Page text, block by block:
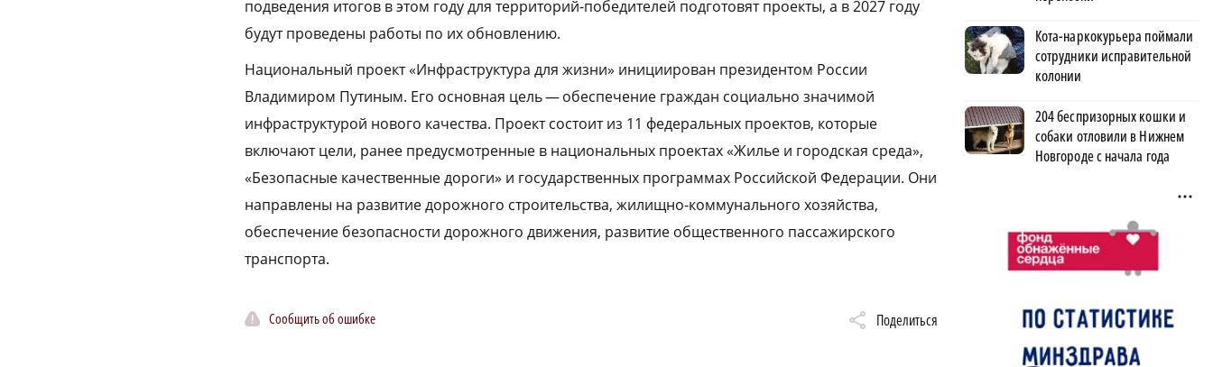
подведения итогов в этом году для территорий-победителей подготовят проекты, а в 2027 году
будут проведены работы по их обновлению.
Национальный проект «Инфраструктура для жизни» инициирован президентом России
Владимиром Путиным. Его основная цель — обеспечение граждан социально значимой
инфраструктурой нового качества. Проект состоит из 11 федеральных проектов, которые
включают цели, ранее предусмотренные в национальных проектах «Жилье и городская среда»,
«Безопасные качественные дороги» и государственных программах Российской Федерации. Они
направлены на развитие дорожного строительства, жилищно-коммунального хозяйства,
обеспечение безопасности дорожного движения, развитие общественного пассажирского
транспорта.
Сообщить об ошибке Поделиться
Кота-наркокурьера поймали
сотрудники исправительной
колонии
204 беспризорных кошки и
собаки отловили в Нижнем
Новгороде с начала года